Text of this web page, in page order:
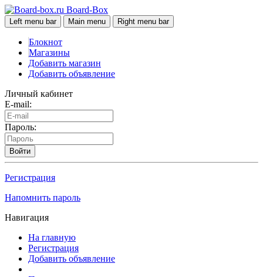
Board-Box
Left menu bar Main menu Right menu bar
Блокнот
Магазины
Добавить магазин
Добавить объявление
Личный кабинет
E-mail:
Пароль:
Войти
Регистрация
Напомнить пароль
Навигация
На главную
Регистрация
Добавить объявление